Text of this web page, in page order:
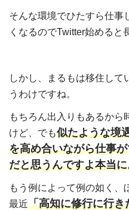
そんな環境でひたすら仕事
くなるのでTwitter始めると
しかし、まるもは移住して
うわけですね。
もちろん出入りもあるから
けど、でも似たような境
を高め合いながら仕事
だと思うんですよ本当
もう例によって例の如く、
最近「高知に修行に行き